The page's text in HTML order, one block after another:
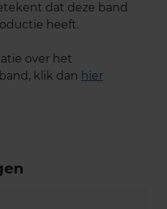
dat deze band
heeft.
over het
klik dan hier